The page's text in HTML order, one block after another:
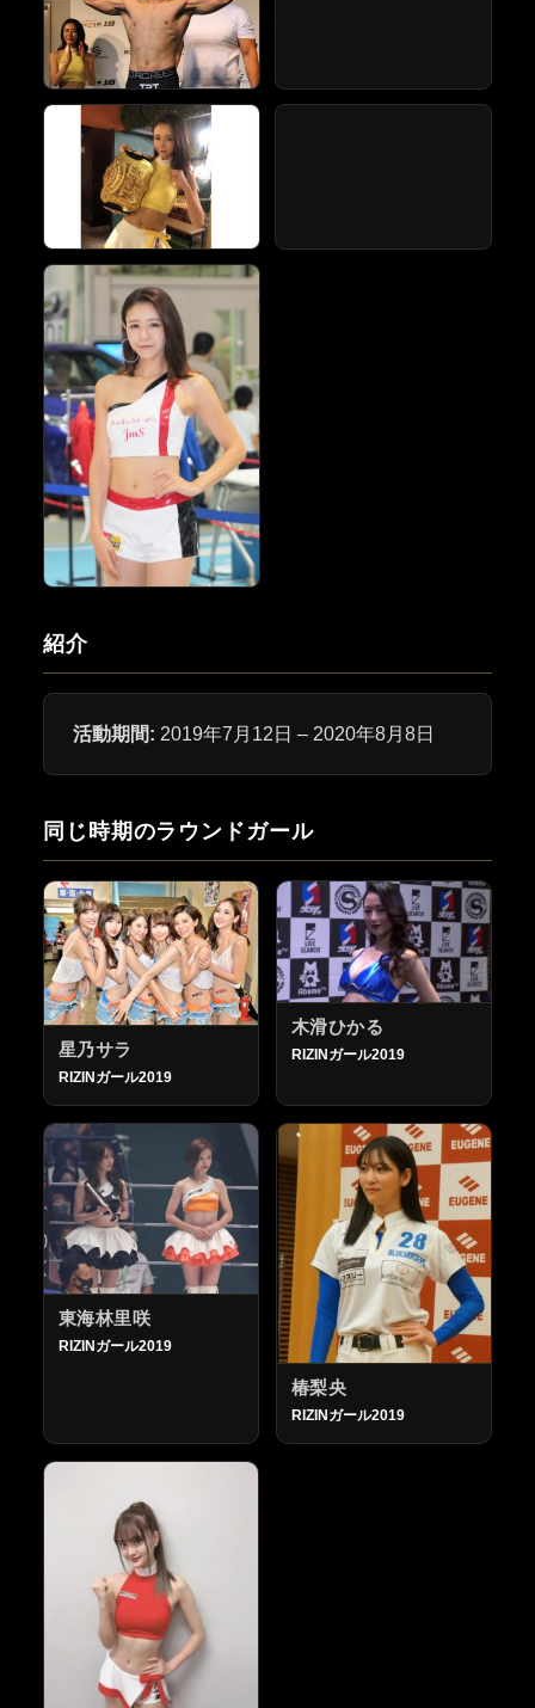
紹介
活動期間: 2019年7月12日 – 2020年8月8日
同じ時期のラウンドガール
星乃サラ
RIZINガール2019
木滑ひかる
RIZINガール2019
東海林里咲
RIZINガール2019
椿梨央
RIZINガール2019